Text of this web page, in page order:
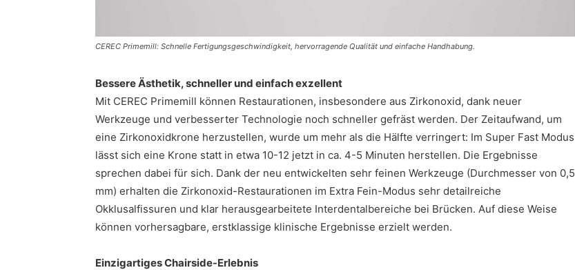
CEREC Primemill: Schnelle Fertigungsgeschwindigkeit, hervorragende Qualität und einfache Handhabung.
Bessere Ästhetik, schneller und einfach exzellent
Mit CEREC Primemill können Restaurationen, insbesondere aus Zirkonoxid, dank neuer
Werkzeuge und verbesserter Technologie noch schneller gefräst werden. Der Zeitaufwand, um
eine Zirkonoxidkrone herzustellen, wurde um mehr als die Hälfte verringert: Im Super Fast Modus
lässt sich eine Krone statt in etwa 10-12 jetzt in ca. 4-5 Minuten herstellen. Die Ergebnisse
sprechen dabei für sich. Dank der neu entwickelten sehr feinen Werkzeuge (Durchmesser von 0,5
mm) erhalten die Zirkonoxid-Restaurationen im Extra Fein-Modus sehr detailreiche
Okklusalfissuren und klar herausgearbeitete Interdentalbereiche bei Brücken. Auf diese Weise
können vorhersagbare, erstklassige klinische Ergebnisse erzielt werden.
Einzigartiges Chairside-Erlebnis